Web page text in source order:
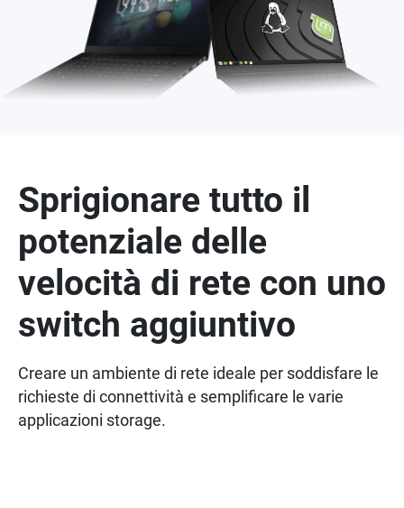
Sprigionare tutto il
potenziale delle
velocità di rete con uno
switch aggiuntivo
Creare un ambiente di rete ideale per soddisfare le
richieste di connettività e semplificare le varie
applicazioni storage.